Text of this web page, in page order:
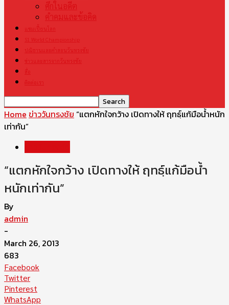
ศึกในอดีต
คำคมและข้อคิด
แชมเปี้ยนโลก
S1 World Championship
ปณิธานและคำสอนวันทรงชัย
ข่าวและสารจากวันทรงชัย
สื่อ
ติดต่อเรา
Home ข่าววันทรงชัย “แตกหักใจกว้าง เปิดทางให้ ฤทธฺ์แก้มือน้ำหนัก
เท่ากัน”
“แตกหักใจกว้าง เปิดทางให้ ฤทธฺ์แก้มือน้ำ
หนักเท่ากัน”
By
admin
-
March 26, 2013
683
Facebook
Twitter
Pinterest
WhatsApp